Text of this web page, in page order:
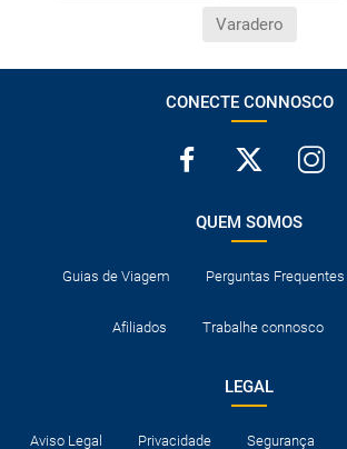
Varadero
CONECTE CONNOSCO
QUEM SOMOS
Guias de Viagem Perguntas Frequentes
Afiliados Trabalhe connosco
LEGAL
Aviso Legal Privacidade Segurança